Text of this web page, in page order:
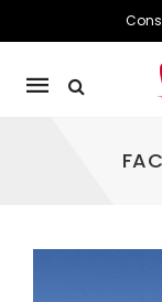
Mobile